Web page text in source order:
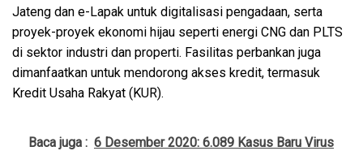
Jateng dan e-Lapak untuk digitalisasi pengadaan, serta
proyek-proyek ekonomi hijau seperti energi CNG dan PLTS
di sektor industri dan properti. Fasilitas perbankan juga
dimanfaatkan untuk mendorong akses kredit, termasuk
Kredit Usaha Rakyat (KUR).
Baca juga : 6 Desember 2020: 6.089 Kasus Baru Virus